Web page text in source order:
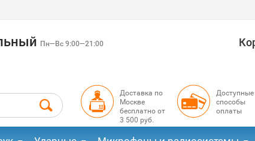
Пн—Вс 9:00—21:00
Доставка по
Москве
бесплатно от
3 500 руб.
Доступные
способы
оплаты